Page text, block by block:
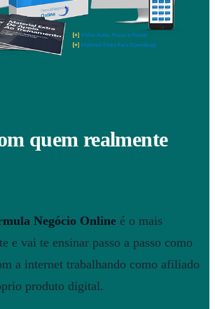
quem realmente
Negócio Online é o mais
e vai te ensinar passo a passo como
a internet trabalhando como afiliado
produto digital.